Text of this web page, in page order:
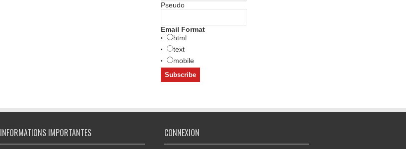
Pseudo
Email Format
html
text
mobile
INFORMATIONS IMPORTANTES CONNEXION